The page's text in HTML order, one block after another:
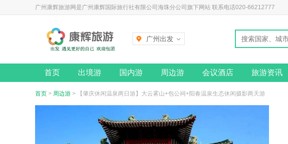
广州康辉旅游网是广州康辉国际旅行社有限公司海珠分公司旗下网站 联系电话020-66212777
广州出发
首页 出境游 国内游 周边游 会议酒店 旅游资讯
首页 > 周边游 > 【肇庆休闲温泉两日游】大云雾山+包公祠+阳春温泉生态休闲摄影两天游